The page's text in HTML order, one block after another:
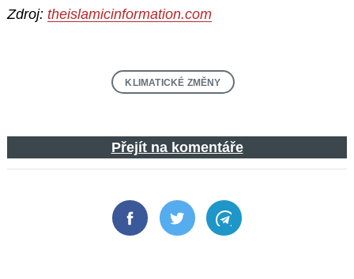
Zdroj: theislamicinformation.com
KLIMATICKÉ ZMĚNY
Přejít na komentáře
FacebookTwitter Telegram